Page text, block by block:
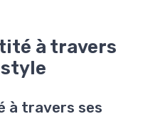
à travers
à travers ses